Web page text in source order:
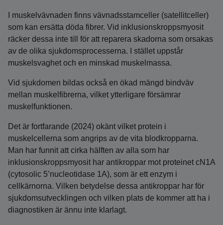
I muskelvävnaden finns vävnadsstamceller (satellitceller)
som kan ersätta döda fibrer. Vid inklusionskroppsmyosit
räcker dessa inte till för att reparera skadorna som orsakas
av de olika sjukdomsprocesserna. I stället uppstår
muskelsvaghet och en minskad muskelmassa.
Vid sjukdomen bildas också en ökad mängd bindväv
mellan muskelfibrerna, vilket ytterligare försämrar
muskelfunktionen.
Det är fortfarande (2024) okänt vilket protein i
muskelcellerna som angrips av de vita blodkropparna.
Man har funnit att cirka hälften av alla som har
inklusionskroppsmyosit har antikroppar mot proteinet cN1A
(cytosolic 5’nucleotidase 1A), som är ett enzym i
cellkärnorna. Vilken betydelse dessa antikroppar har för
sjukdomsutvecklingen och vilken plats de kommer att ha i
diagnostiken är ännu inte klarlagt.